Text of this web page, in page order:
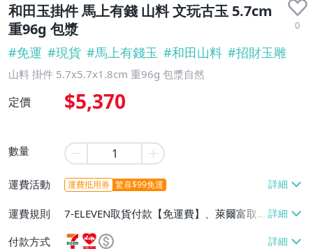
和田玉掛件 馬上有錢 山料 文玩古玉 5.7cm
重96g 包漿
0
#免運 #現貨 #馬上有錢玉 #和田山料 #招財玉雕
山料 掛件 5.7x5.7x1.8cm 重96g 包漿自然
定價 $5,370
數量
運費活動 運費抵用券 驚喜$99免運
運費規則
7-ELEVEN取貨付款【免運費】、萊爾富取
貨付款【免運費】、宅配/貨運【免運費】
付款方式